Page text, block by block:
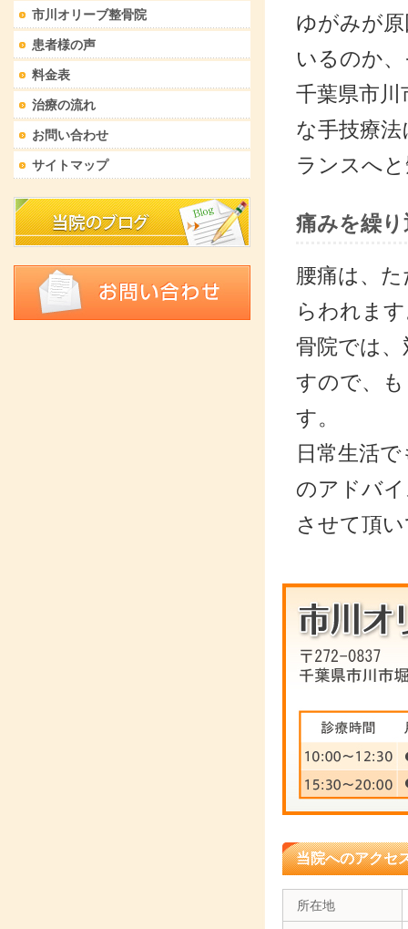
ゆがみが
いるのか
千葉県市
な手技療
ランスへ
痛みを繰
腰痛は、
らわれま
骨院では
すので、
す。
日常生活
のアドバ
させて頂
当院へのアクセ
所在地
市川オリーブ整骨院
患者様の声
料金表
治療の流れ
お問い合わせ
サイトマップ